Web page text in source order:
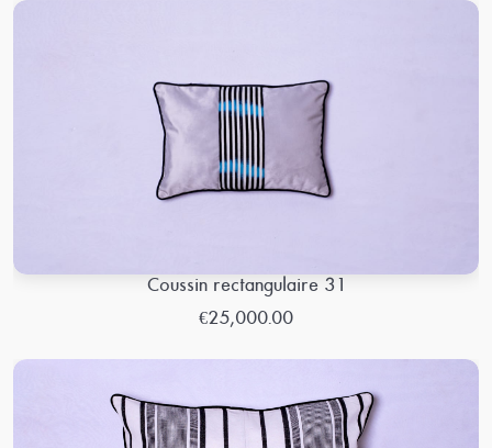
Coussin rectangulaire 31
€25,000.00